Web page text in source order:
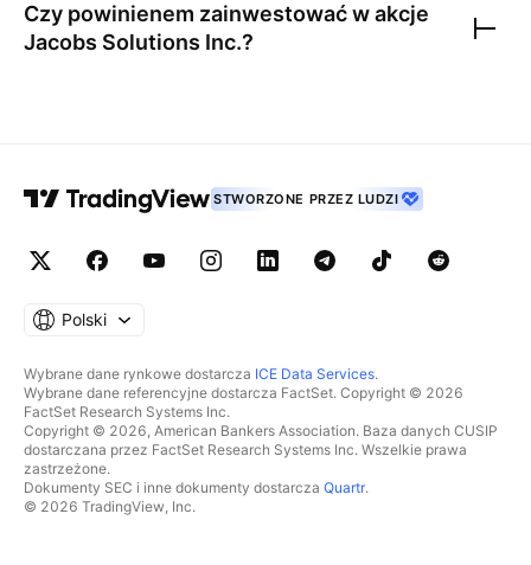
Czy powinienem zainwestować w akcje
Jacobs Solutions Inc.?
STWORZONE PRZEZ LUDZI
Polski
Wybrane dane rynkowe dostarcza ICE Data Services.
Wybrane dane referencyjne dostarcza FactSet. Copyright © 2026
FactSet Research Systems Inc.
Copyright © 2026, American Bankers Association. Baza danych CUSIP
dostarczana przez FactSet Research Systems Inc. Wszelkie prawa
zastrzeżone.
Dokumenty SEC i inne dokumenty dostarcza Quartr.
© 2026 TradingView, Inc.